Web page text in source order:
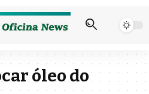
óleo do